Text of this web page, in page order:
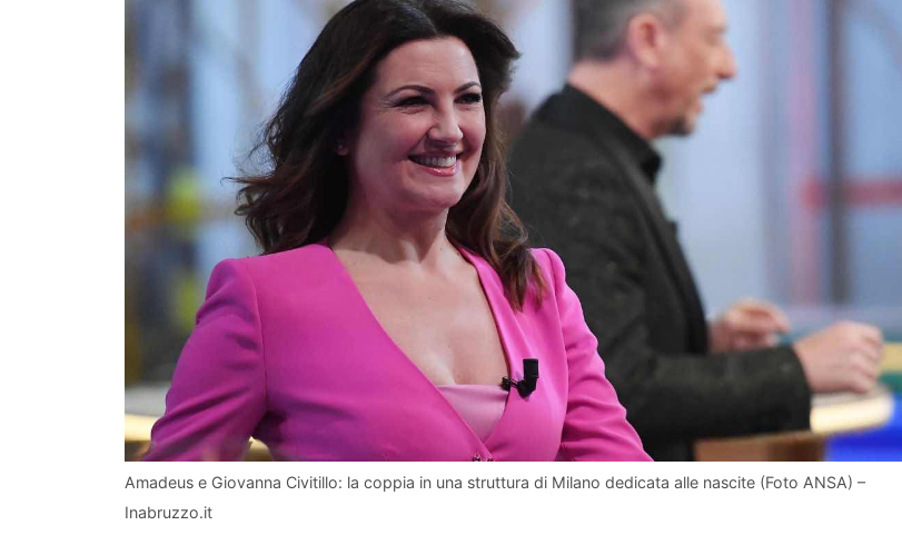
Amadeus e Giovanna Civitillo: la coppia in una struttura di Milano dedicata alle nascite (Foto ANSA) –
Inabruzzo.it